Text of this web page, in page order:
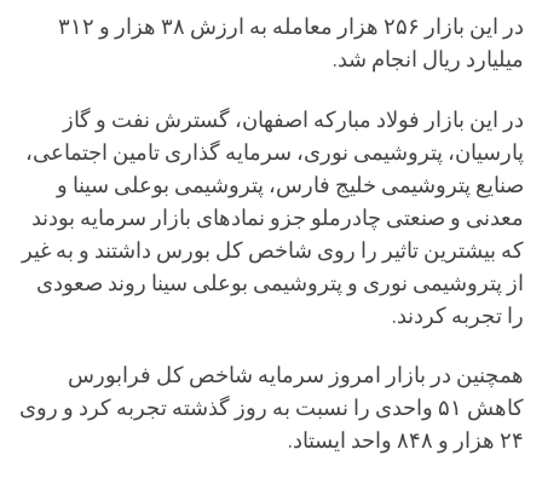
در این بازار ۲۵۶ هزار معامله به ارزش ۳۸ هزار و ۳۱۲
میلیارد ریال انجام شد.
در این بازار فولاد مبارکه اصفهان، گسترش نفت و گاز
پارسیان، پتروشیمی نوری، سرمایه‌ گذاری تامین اجتماعی،
صنایع پتروشیمی خلیج فارس، پتروشیمی بوعلی سینا و
معدنی ‌و صنعتی چادرملو جزو نمادهای بازار سرمایه بودند
که بیشترین تاثیر را روی شاخص کل بورس داشتند و به غیر
از پتروشیمی نوری و پتروشیمی بوعلی سینا روند صعودی
را تجربه کردند.
همچنین در بازار امروز سرمایه شاخص کل فرابورس
کاهش ۵۱ واحدی را نسبت به روز گذشته تجربه کرد و روی
۲۴ هزار و ۸۴۸ واحد ایستاد.